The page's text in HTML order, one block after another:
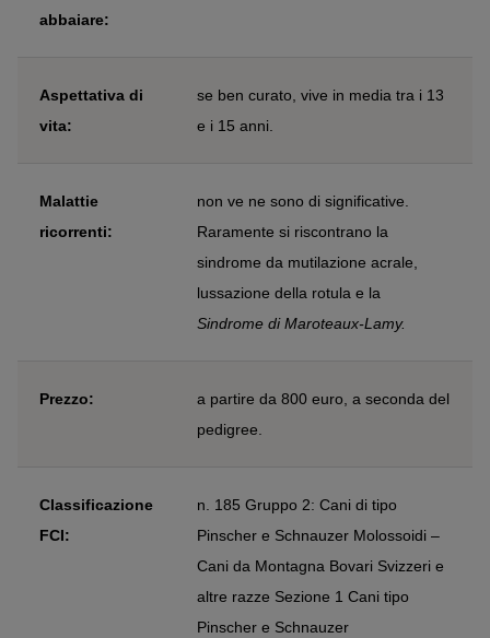
abbaiare:
Aspettativa di
vita:
se ben curato, vive in media tra i 13
e i 15 anni.
Malattie
ricorrenti:
non ve ne sono di significative.
Raramente si riscontrano la
sindrome da mutilazione acrale,
lussazione della rotula e la
Sindrome di Maroteaux-Lamy.
Prezzo:
a partire da 800 euro, a seconda del
pedigree.
Classificazione
FCI:
n. 185 Gruppo 2: Cani di tipo
Pinscher e Schnauzer Molossoidi –
Cani da Montagna Bovari Svizzeri e
altre razze Sezione 1 Cani tipo
Pinscher e Schnauzer